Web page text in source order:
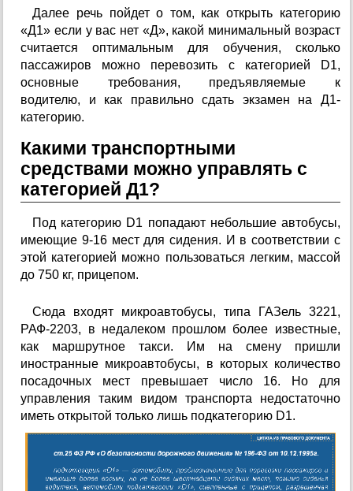
Далее речь пойдет о том, как открыть категорию
«Д1» если у вас нет «Д», какой минимальный возраст
считается оптимальным для обучения, сколько
пассажиров можно перевозить с категорией D1,
основные требования, предъявляемые к
водителю, и как правильно сдать экзамен на Д1-
категорию.
Какими транспортными
средствами можно управлять с
категорией Д1?
Под категорию D1 попадают небольшие автобусы,
имеющие 9-16 мест для сидения. И в соответствии с
этой категорией можно пользоваться легким, массой
до 750 кг, прицепом.
Сюда входят микроавтобусы, типа ГАЗель 3221,
РАФ-2203, в недалеком прошлом более известные,
как маршрутное такси. Им на смену пришли
иностранные микроавтобусы, в которых количество
посадочных мест превышает число 16. Но для
управления таким видом транспорта недостаточно
иметь открытой только лишь подкатегорию D1.